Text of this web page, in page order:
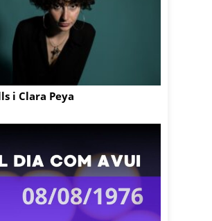
i Clara Peya